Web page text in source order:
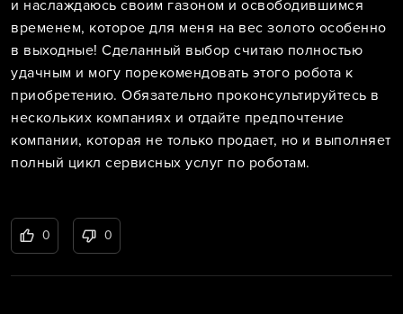
и наслаждаюсь своим газоном и освободившимся
временем, которое для меня на вес золото особенно
в выходные! Сделанный выбор считаю полностью
удачным и могу порекомендовать этого робота к
приобретению. Обязательно проконсультируйтесь в
нескольких компаниях и отдайте предпочтение
компании, которая не только продает, но и выполняет
полный цикл сервисных услуг по роботам.
0 0